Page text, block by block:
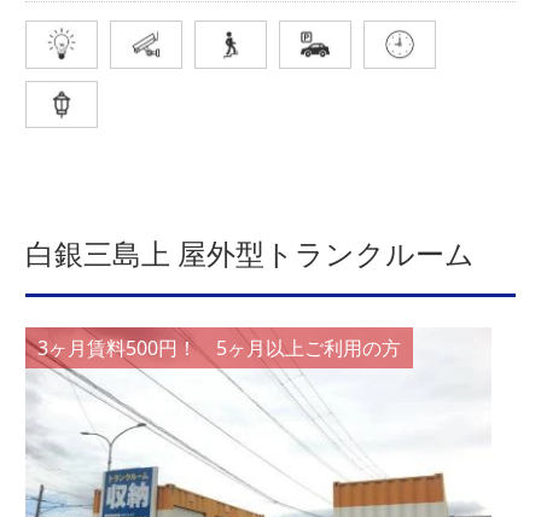
白銀三島上 屋外型トランクルーム
3ヶ月賃料500円！ 5ヶ月以上ご利用の方